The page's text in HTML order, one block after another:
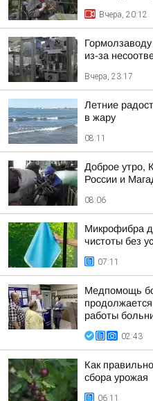
Вчера, 20:12
из-за
Вчера, 23:17
Летние
в жару
08:11
Доброе утро,
России и
08:06
Микрофибра
чистоты без
07:11
Медпомощь
работы
02:43
Как
сбора урожая
06:11